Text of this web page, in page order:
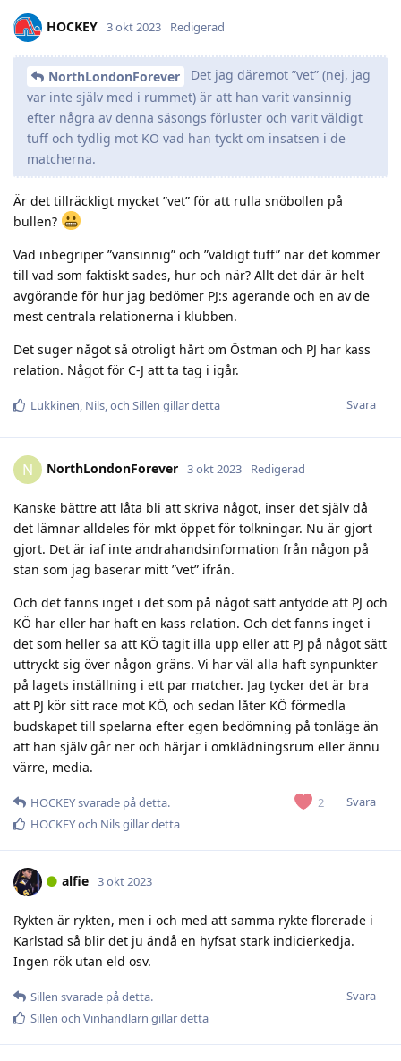
HOCKEY 3 okt 2023 Redigerad
NorthLondonForever
Det jag däremot ”vet” (nej, jag
var inte själv med i rummet) är att han varit vansinnig
efter några av denna säsongs förluster och varit väldigt
tuff och tydlig mot KÖ vad han tyckt om insatsen i de
matcherna.
Är det tillräckligt mycket ”vet” för att rulla snöbollen på
bullen?
Vad inbegriper ”vansinnig” och ”väldigt tuff” när det kommer
till vad som faktiskt sades, hur och när? Allt det där är helt
avgörande för hur jag bedömer PJ:s agerande och en av de
mest centrala relationerna i klubben.
Det suger något så otroligt hårt om Östman och PJ har kass
relation. Något för C-J att ta tag i igår.
Svara
Lukkinen, Nils, och Sillen gillar detta
N NorthLondonForever 3 okt 2023 Redigerad
Kanske bättre att låta bli att skriva något, inser det själv då
det lämnar alldeles för mkt öppet för tolkningar. Nu är gjort
gjort. Det är iaf inte andrahandsinformation från någon på
stan som jag baserar mitt ”vet” ifrån.
Och det fanns inget i det som på något sätt antydde att PJ och
KÖ har eller har haft en kass relation. Och det fanns inget i
det som heller sa att KÖ tagit illa upp eller att PJ på något sätt
uttryckt sig över någon gräns. Vi har väl alla haft synpunkter
på lagets inställning i ett par matcher. Jag tycker det är bra
att PJ kör sitt race mot KÖ, och sedan låter KÖ förmedla
budskapet till spelarna efter egen bedömning på tonläge än
att han själv går ner och härjar i omklädningsrum eller ännu
värre, media.
2 Svara
HOCKEYsvarade på detta.
HOCKEYoch Nilsgillar detta
alfie 3 okt 2023
Rykten är rykten, men i och med att samma rykte florerade i
Karlstad så blir det ju ändå en hyfsat stark indicierkedja.
Ingen rök utan eld osv.
Svara
Sillen svarade på detta.
Sillen och Vinhandlarn gillar detta